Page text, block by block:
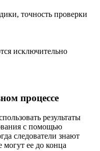
точность проверки
исключительно
процессе
результаты
с помощью
следователи знают
ее до конца